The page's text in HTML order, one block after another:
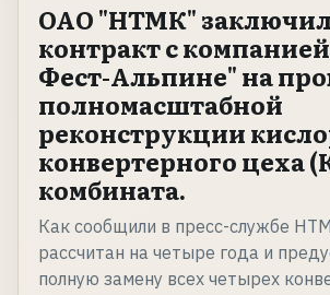
ОАО "НТМК" заключил
контракт с
Фест-Альпине" на
полномасштабной
реконструкции
конвертерного цеха
комбината.
Как сообщили в пресс-службе
рассчитан на четыре года и
полную замену всех четырех